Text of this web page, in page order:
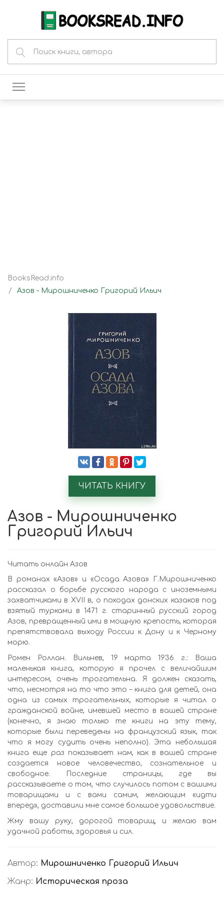
BooksRead.info
Азов - Мирошниченко Григорий Ильич
ЧИТАТЬ КНИГУ
Азов - Мирошниченко
Григорий Ильич
Читать онлайн Азов
В романах «Азов» и «Осада Азова» Г.Мирошниченко
рассказал о борьбе русского народа с иноземными
захватчиками в XVII в, о походах донских казаков под
взятый турками в 1471 г. старинный русский город
Азов, превращенный ими в мощную крепость, которая
препятствовала выходу России к Дону и к Черному
морю.
Ромен Роллан. Вильнев, 19 марта 1936 г.: Ваша
маленькая книга, которую я прочел с величайшим
интересом, очень трогательна. Я должен сказать,
что, несмотря на то что это – книга для детей, она
одна из самых трогательных, которые я читал о
гражданской войне, имевшей место в вашей стране
(конечно, я знаю только те книги на эту тему,
которые были переведены на французский язык, так
что я могу судить очень неполно). Эта небольшая
книга еще раз показывает нам, как в вашей стране
создается новое человечество, сознательное и
свободное. Последние страницы, где вы
рассказываете о том, что случилось потом с вашими
товарищами и с вами самим, желающим «идти
вперед», доставили мне самое большое удовольствие.
Жму вашу руку, дорогой товарищ, и желаю вам
удачной работы, здоровья и сил.
Автор: Мирошниченко Григорий Ильич
Жанр: Историческая проза